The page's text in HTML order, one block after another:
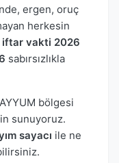
ergen, oruç
herkesin
iftar vakti 2026
sabırsızlıkla
bölgesi
sunuyoruz.
sayacı ile ne